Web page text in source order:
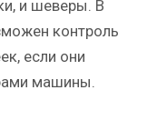
и шеверы. В
контроль
если они
машины.